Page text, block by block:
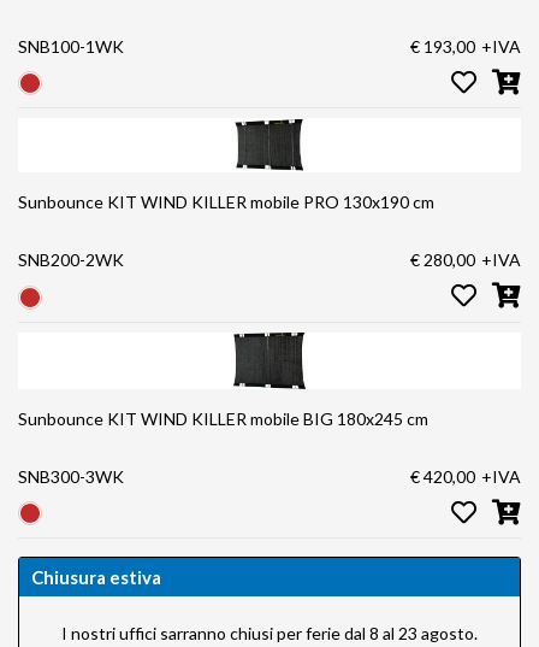
SNB100-1WK € 193,00 +IVA
Sunbounce KIT WIND KILLER mobile PRO 130x190 cm
SNB200-2WK € 280,00 +IVA
Sunbounce KIT WIND KILLER mobile BIG 180x245 cm
SNB300-3WK € 420,00 +IVA
Chiusura estiva
I nostri uffici sarranno chiusi per ferie dal 8 al 23 agosto.